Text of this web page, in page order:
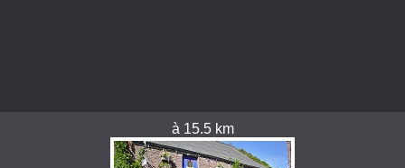
à 15.5 km